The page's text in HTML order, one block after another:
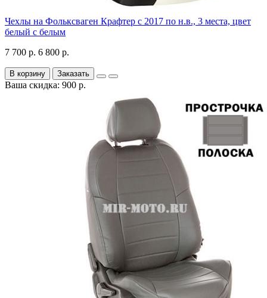
Чехлы на Фольксваген Крафтер с 2017 по н.в., 3 места, цвет
белый с белым
7 700 р. 6 800 р.
В корзину Заказать
Ваша скидка: 900 р.